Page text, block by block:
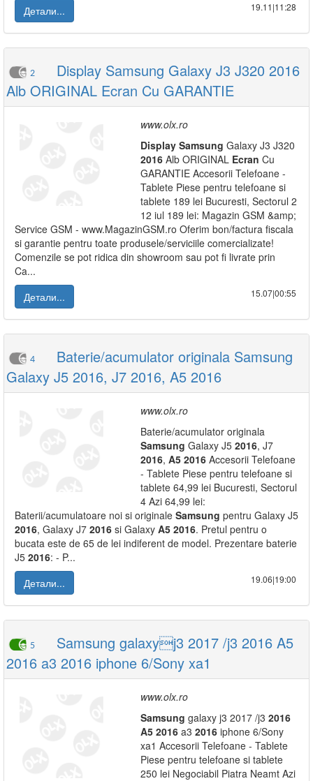
Детали...
19.11|11:28
2
Display Samsung Galaxy J3 J320 2016
Alb ORIGINAL Ecran Cu GARANTIE
www.olx.ro
Display Samsung Galaxy J3 J320
2016 Alb ORIGINAL Ecran Cu
GARANTIE Accesorii Telefoane -
Tablete Piese pentru telefoane si
tablete 189 lei Bucuresti, Sectorul 2
12 iul 189 lei: Magazin GSM &amp;
Service GSM - www.MagazinGSM.ro Oferim bon/factura fiscala
si garantie pentru toate produsele/serviciile comercializate!
Comenzile se pot ridica din showroom sau pot fi livrate prin
Ca...
Детали...
15.07|00:55
4
Baterie/acumulator originala Samsung
Galaxy J5 2016, J7 2016, A5 2016
www.olx.ro
Baterie/acumulator originala
Samsung Galaxy J5 2016, J7
2016, A5 2016 Accesorii Telefoane
- Tablete Piese pentru telefoane si
tablete 64,99 lei Bucuresti, Sectorul
4 Azi 64,99 lei:
Baterii/acumulatoare noi si originale Samsung pentru Galaxy J5
2016, Galaxy J7 2016 si Galaxy A5 2016. Pretul pentru o
bucata este de 65 de lei indiferent de model. Prezentare baterie
J5 2016: - P...
Детали...
19.06|19:00
5
Samsung galaxyj3 2017 /j3 2016 A5
2016 a3 2016 iphone 6/Sony xa1
www.olx.ro
Samsung galaxy j3 2017 /j3 2016
A5 2016 a3 2016 iphone 6/Sony
xa1 Accesorii Telefoane - Tablete
Piese pentru telefoane si tablete
250 lei Negociabil Piatra Neamt Azi